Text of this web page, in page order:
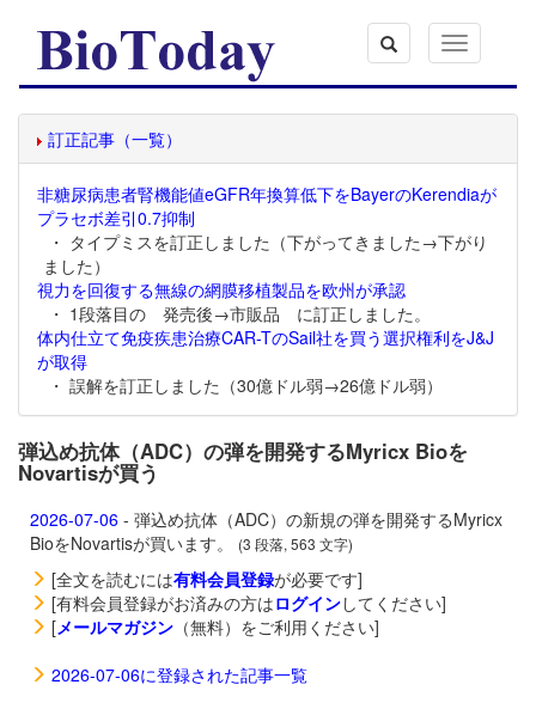
Toggle
navigation
訂正記事（一覧）
非糖尿病患者腎機能値eGFR年換算低下をBayerのKerendiaが
プラセボ差引0.7抑制
・ タイプミスを訂正しました（下がってきました→下がり
ました）
視力を回復する無線の網膜移植製品を欧州が承認
・ 1段落目の 発売後→市販品 に訂正しました。
体内仕立て免疫疾患治療CAR-TのSail社を買う選択権利をJ&J
が取得
・ 誤解を訂正しました（30億ドル弱→26億ドル弱）
弾込め抗体（ADC）の弾を開発するMyricx Bioを
Novartisが買う
2026-07-06 - 弾込め抗体（ADC）の新規の弾を開発するMyricx
BioをNovartisが買います。
(3 段落, 563 文字)
[全文を読むには有料会員登録が必要です]
[有料会員登録がお済みの方はログインしてください]
[メールマガジン （無料）をご利用ください]
2026-07-06に登録された記事一覧